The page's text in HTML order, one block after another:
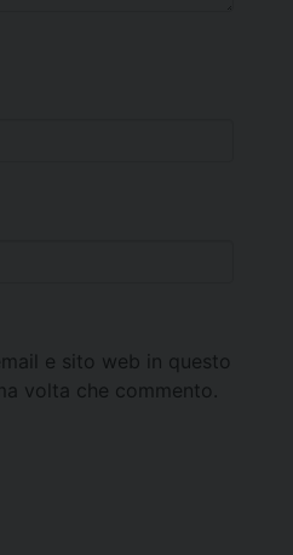
e sito web in questo
volta che commento.